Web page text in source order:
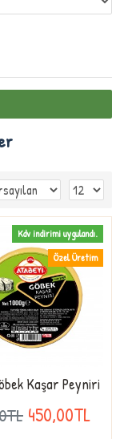
Özel Üretim
Kdv indirimi uygulandı.
Kaşar Peyniri
450,00TL